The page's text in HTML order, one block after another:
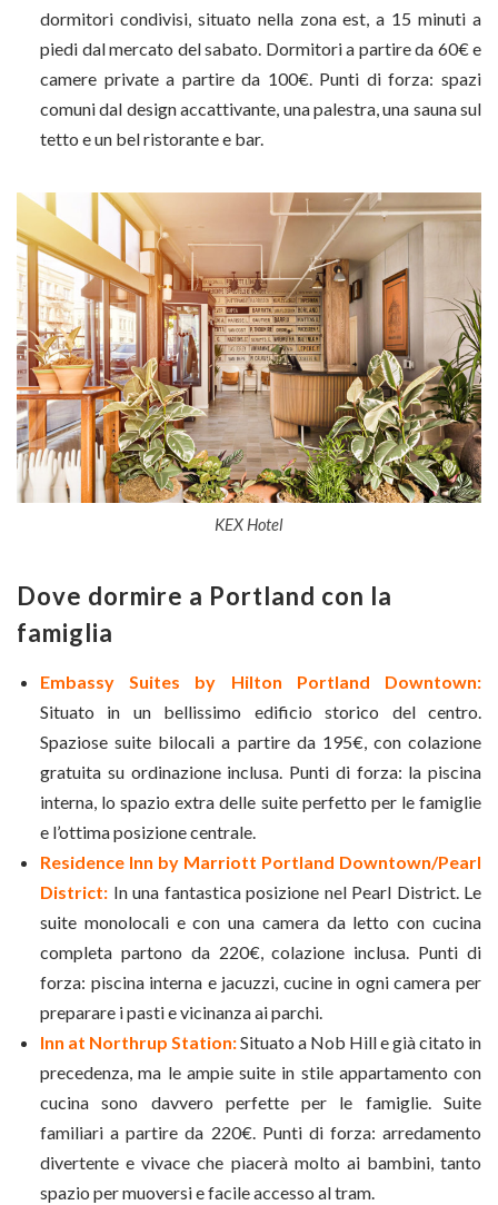
dormitori condivisi, situato nella zona est, a 15 minuti a
piedi dal mercato del sabato. Dormitori a partire da 60€ e
camere private a partire da 100€. Punti di forza: spazi
comuni dal design accattivante, una palestra, una sauna sul
tetto e un bel ristorante e bar.
KEX Hotel
Dove dormire a Portland con la
famiglia
Embassy Suites by Hilton Portland Downtown:
Situato in un bellissimo edificio storico del centro.
Spaziose suite bilocali a partire da 195€, con colazione
gratuita su ordinazione inclusa. Punti di forza: la piscina
interna, lo spazio extra delle suite perfetto per le famiglie
e l’ottima posizione centrale.
Residence Inn by Marriott Portland Downtown/Pearl
District: In una fantastica posizione nel Pearl District. Le
suite monolocali e con una camera da letto con cucina
completa partono da 220€, colazione inclusa. Punti di
forza: piscina interna e jacuzzi, cucine in ogni camera per
preparare i pasti e vicinanza ai parchi.
Inn at Northrup Station:Situato a Nob Hill e già citato in
precedenza, ma le ampie suite in stile appartamento con
cucina sono davvero perfette per le famiglie. Suite
familiari a partire da 220€. Punti di forza: arredamento
divertente e vivace che piacerà molto ai bambini, tanto
spazio per muoversi e facile accesso al tram.